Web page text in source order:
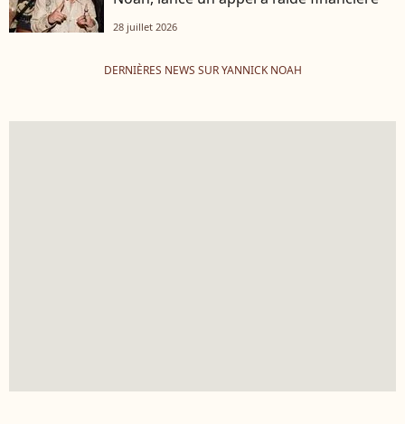
28 juillet 2026
DERNIÈRES NEWS SUR YANNICK NOAH